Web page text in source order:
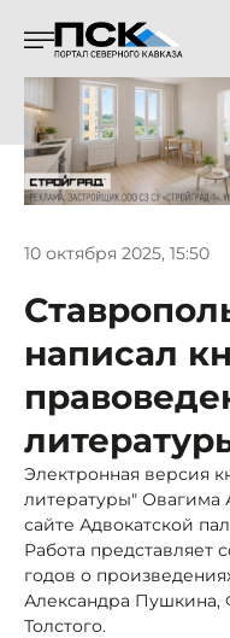
10 октября 2025, 15:50
написал
Электронная версия
литературы" Овагима
сайте Адвокатской
Работа представляет
годов о
Александра Пушкина,
Толстого.